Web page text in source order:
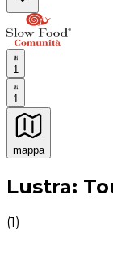
1
1
mappa
Esperienze
Lustra:
(1)